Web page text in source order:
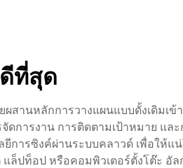
ที่สุด
ผสานหลักการวางแผนแบบดั้งเดิมเ
ารงาน การติดตามเป้าหมาย และ
รซิงค์ผ่านระบบคลาวด์ เพื่อให้แน่
ปท็อป หรือคอมพิวเตอร์ตั้งโต๊ะ อัล